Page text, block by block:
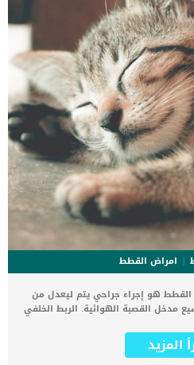
امراض القطط
القطط هو إجراء جراحي يتم ليعدل من
مدخل القصبة الهوائية. الربط الخلفي
هو عبارة عن اغلاق دائم فى الحنجرة
صعوبة التنفس عند القطة. رغم ندرة
المزيد